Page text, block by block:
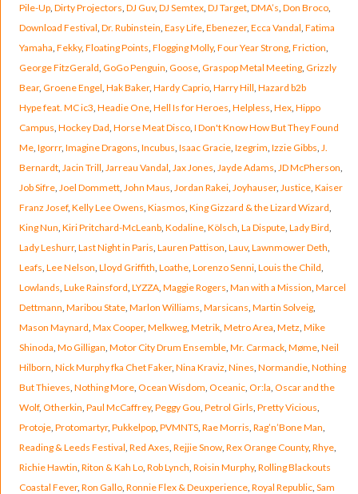
Pile-Up, Dirty Projectors DJ Guv, DJ Semtex, DJ Target, DMA’s Don Broco,
Download Festival Dr. Rubinstein Easy Life, Ebenezer, Ecca Vandal Fatima
Yamaha Fekky, Floating Points Flogging Molly, Four Year Strong, Friction
George FitzGerald GoGo Penguin Goose, Graspop Metal Meeting, Grizzly
Bear, Groene Engel Hak Baker, Hardy Caprio, Harry Hill Hazard b2b
Hype feat. MC ic3 Headie One, Hell Is for Heroes Helpless Hex, Hippo
Campus Hockey Dad Horse Meat Disco, I Don't Know How But They Found
Me, Igorrr, Imagine Dragons Incubus Isaac Gracie, Izegrim Izzie Gibbs J.
Bernardt, Jacin Trill Jarreau Vandal Jax Jones Jayde Adams JD McPherson
Job Sifre, Joel Dommett, John Maus Jordan Rakei, Joyhauser, Justice, Kaiser
Franz Josef, Kelly Lee Owens Kiasmos King Gizzard & the Lizard Wizard
King Nun Kiri Pritchard-McLeanb, Kodaline, Kölsch La Dispute, Lady Bird
Lady Leshurr, Last Night in Paris Lauren Pattison Lauv, Lawnmower Deth
Leafs Lee Nelson Lloyd Griffith Loathe, Lorenzo Senni, Louis the Child
Lowlands Luke Rainsford LYZZA, Maggie Rogers Man with a Mission Marcel
Dettmann Maribou State, Marlon Williams Marsicans Martin Solveig,
Mason Maynard Max Cooper, Melkweg, Metrik, Metro Area Metz Mike
Shinoda Mo Gilligan Motor City Drum Ensemble, Mr. Carmack, Møme, Neil
Hilborn Nick Murphy fka Chet Faker, Nina Kraviz Nines Normandie, Nothing
But Thieves Nothing More, Ocean Wisdom Oceanic, Or:la Oscar and the
Wolf, Otherkin Paul McCaffrey, Peggy Gou Petrol Girls Pretty Vicious
Protoje, Protomartyr, Pukkelpop, PVMNTS, Rae Morris Rag’n’Bone Man
Reading & Leeds Festival Red Axes Rejjie Snow, Rex Orange County, Rhye,
Richie Hawtin Riton & Kah Lo, Rob Lynch Roisin Murphy, Rolling Blackouts
Coastal Fever, Ron Gallo, Ronnie Flex & Deuxperience, Royal Republic, Sam